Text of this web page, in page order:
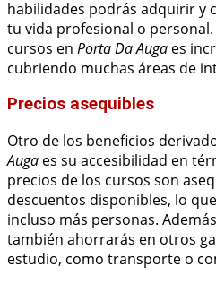
habilidades podrás adquirir y
tu vida profesional o personal.
cursos en Porta Da Auga es
cubriendo muchas áreas de
Precios asequibles
Otro de los beneficios
Auga es su accesibilidad en
precios de los cursos son
descuentos disponibles, lo
incluso más personas.
también ahorrarás en otros
estudio, como transporte o